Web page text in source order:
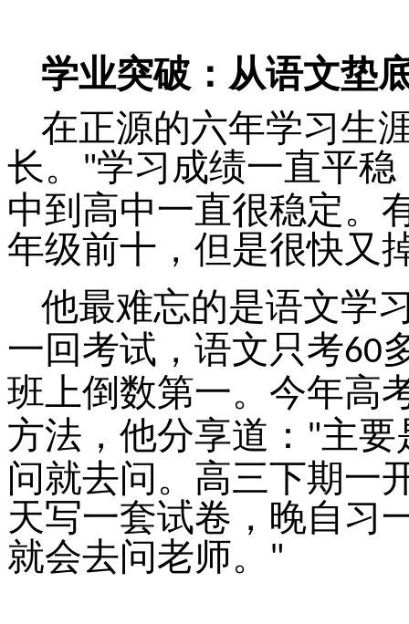
学业突破：从语文垫
在正源的六年学习生
长。
"学习成绩一直平
中到高中一直很稳定。
年级前十，但是很快又
他最难忘的是语文学
一回考试，语文只考60
班上倒数第一。今年高
方法，他分享道： "主要
问就去问。高三下期一
天写一套试卷，晚自习
就会去问老师。
"